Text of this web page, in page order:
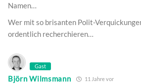
Namen…
Wer mit so brisanten Polit-
ordentlich recherchieren…
Gast
Björn Wilmsmann 11 Jahre vor